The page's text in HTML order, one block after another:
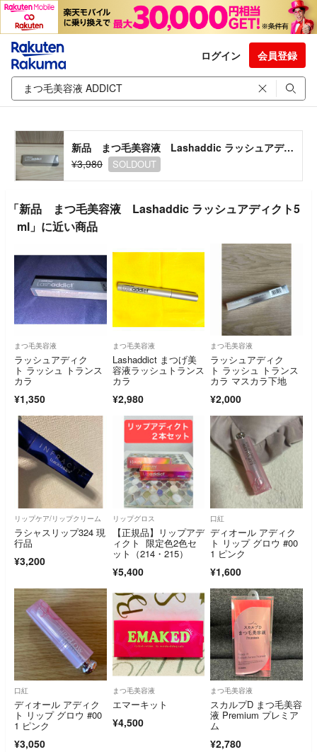
ログイン 会員登録
新品 まつ毛美容液 Lashaddic ラッシュアディクト5ml
¥3,980
SOLDOUT
「新品 まつ毛美容液 Lashaddic ラッシュアディクト5
ml」に近い商品
まつ毛美容液
ラッシュアディク
ト ラッシュ トランス
カラ
¥1,350
まつ毛美容液
Lashaddict まつげ美
容液ラッシュトランス
カラ
¥2,980
まつ毛美容液
ラッシュアディク
ト ラッシュ トランス
カラ マスカラ下地
¥2,000
リップケア/リップクリーム
ラシャスリップ324 現
行品
¥3,200
リップグロス
【正規品】リップアデ
ィクト 限定色2色セ
ット（214・215）
¥5,400
口紅
ディオール アディク
ト リップ グロウ #00
1 ピンク
¥1,600
口紅
ディオール アディク
ト リップ グロウ #00
1 ピンク
¥3,050
まつ毛美容液
エマーキット
¥4,500
まつ毛美容液
スカルプD まつ毛美容
液 Premium プレミア
ム
¥2,780